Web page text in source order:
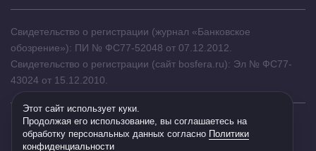
Свидетельство о регистрации (журнал «Банковское
обозрение»): ПИ № ФС77-52048 от 07.12.2012.
Свидетельство о регистрации (сайт bosfera.ru): Эл № ФС77-
43024 от 15.12.2010.
Этот сайт использует куки.
Продолжая его использование, вы соглашаетесь на
обработку персональных данных согласно Политики
конфиденциальности